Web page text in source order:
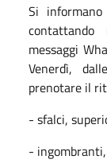
Si
messaggi
Venerdì,
prenotare il
- sfalci,
-